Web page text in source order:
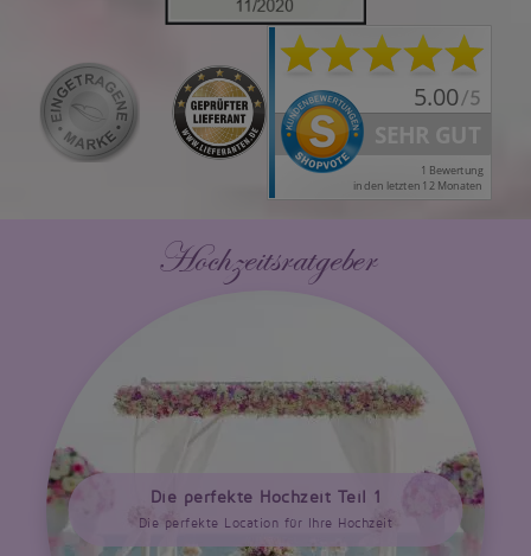
Hochzeitsratgeber
Die perfekte Hochzeit Teil 1
Die perfekte Location für Ihre Hochzeit